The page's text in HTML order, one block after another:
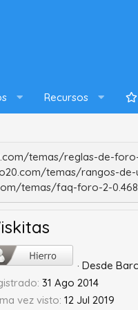
Recursos
temas/reglas-de-
temas/rangos-
temas/faq-foro-2-
· Desde
31 Ago 2014
vez visto 12 Jul 2019